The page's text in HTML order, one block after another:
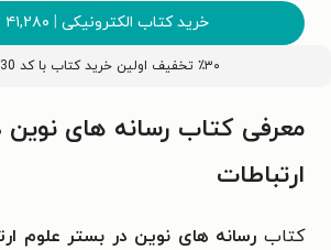
خرید کتاب الکترونیکی | ۴۱,۲۸۰
٪۳۰ تخفیف اولین خرید کتاب با کد
معرفی کتاب رسانه های نوین
ارتباطات
کتابرسانه های نوین در بستر علوم